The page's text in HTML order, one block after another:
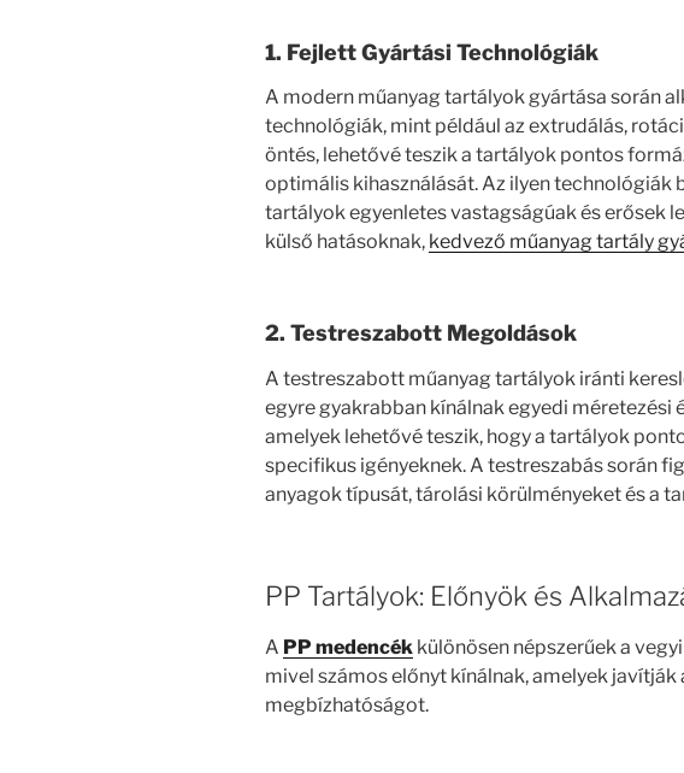
1. Fejlett Gyártási Technológiák
A modern műanyag tartályok gyártása során
technológiák, mint például az extrudálás,
öntés, lehetővé teszik a tartályok pontos
optimális kihasználását. Az ilyen technológiák
tartályok egyenletes vastagságúak és erősek
külső hatásoknak, kedvező műanyag tartály
2. Testreszabott Megoldások
A testreszabott műanyag tartályok iránti
egyre gyakrabban kínálnak egyedi méretezési
amelyek lehetővé teszik, hogy a tartályok
specifikus igényeknek. A testreszabás során
anyagok típusát, tárolási körülményeket és a
PP Tartályok: Előnyök és
A PP medencék különösen népszerűek a
mivel számos előnyt kínálnak, amelyek javítják
megbízhatóságot.